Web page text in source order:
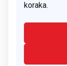
koraka.